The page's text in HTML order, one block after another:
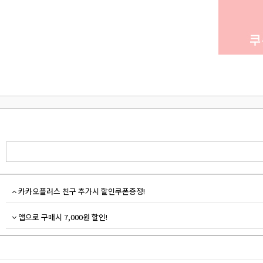
카카오플러스 친구 추가시 할인쿠폰증정!
앱으로 구매시 7,000원 할인!